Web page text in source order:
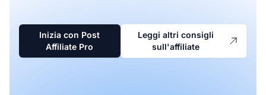
Inizia con Post
Affiliate Pro
Leggi altri consigli
sull'affiliate